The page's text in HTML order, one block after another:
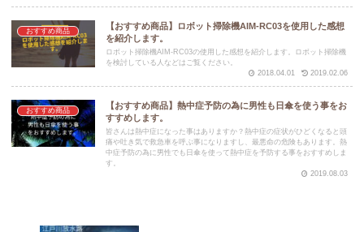
おすすめ商品
【おすすめ商品】ロボット掃除機AIM-RC03を使用した感想
を紹介します。
ロボット掃除機AIM-RC03の使用した感想を紹介します。ロボット掃除機
を検討している人などはご覧ください。
2018.04.01
2019.02.06
おすすめ商品
【おすすめ商品】熱中症予防の為に男性も日傘を使う事をお
すすめします。
皆さんは熱中症になった事はありますか？熱中症の症状がひどくなると頭
痛や吐き気で救急車を呼ぶ事になりますし、最悪命の危険もあります。熱
中症予防の為に男性でも日傘を使って熱中症を予防する事をおすすめしま
す。
2019.08.03